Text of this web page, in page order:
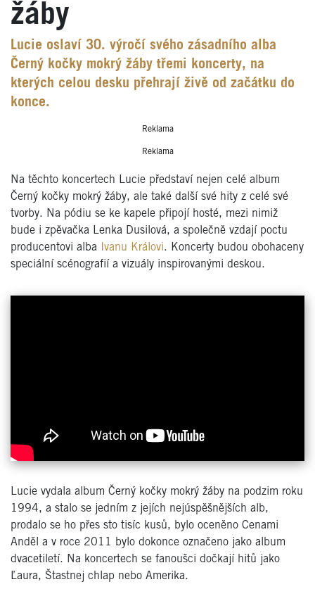
žáby
Lucie oslaví 30. výročí svého zásadního alba
Černý kočky mokrý žáby třemi koncerty, na
kterých celou desku přehrají živě od začátku do
konce.
Reklama
Reklama
Na těchto koncertech Lucie představí nejen celé album
Černý kočky mokrý žáby, ale také další své hity z celé své
tvorby. Na pódiu se ke kapele připojí hosté, mezi nimiž
bude i zpěvačka Lenka Dusilová, a společně vzdají poctu
producentovi alba
Ivanu Královi. Koncerty budou obohaceny
speciální scénografií a vizuály inspirovanými deskou.
Lucie vydala album Černý kočky mokrý žáby na podzim roku
1994, a stalo se jedním z jejích nejúspěšnějších alb,
prodalo se ho přes sto tisíc kusů, bylo oceněno Cenami
Anděl a v roce 2011 bylo dokonce označeno jako album
dvacetiletí. Na koncertech se fanoušci dočkají hitů jako
Ľaura, Štastnej chlap nebo Amerika.